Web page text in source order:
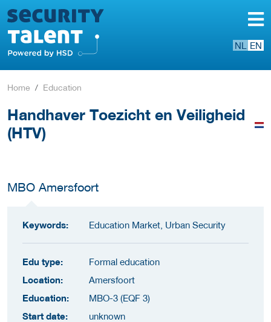
NL EN
Home Education
Handhaver Toezicht en Veiligheid
(HTV)
MBO Amersfoort
Keywords: Education Market, Urban Security
Edu type:
Formal education
Location:
Amersfoort
Education:
MBO-3 (EQF 3)
Start date:
unknown